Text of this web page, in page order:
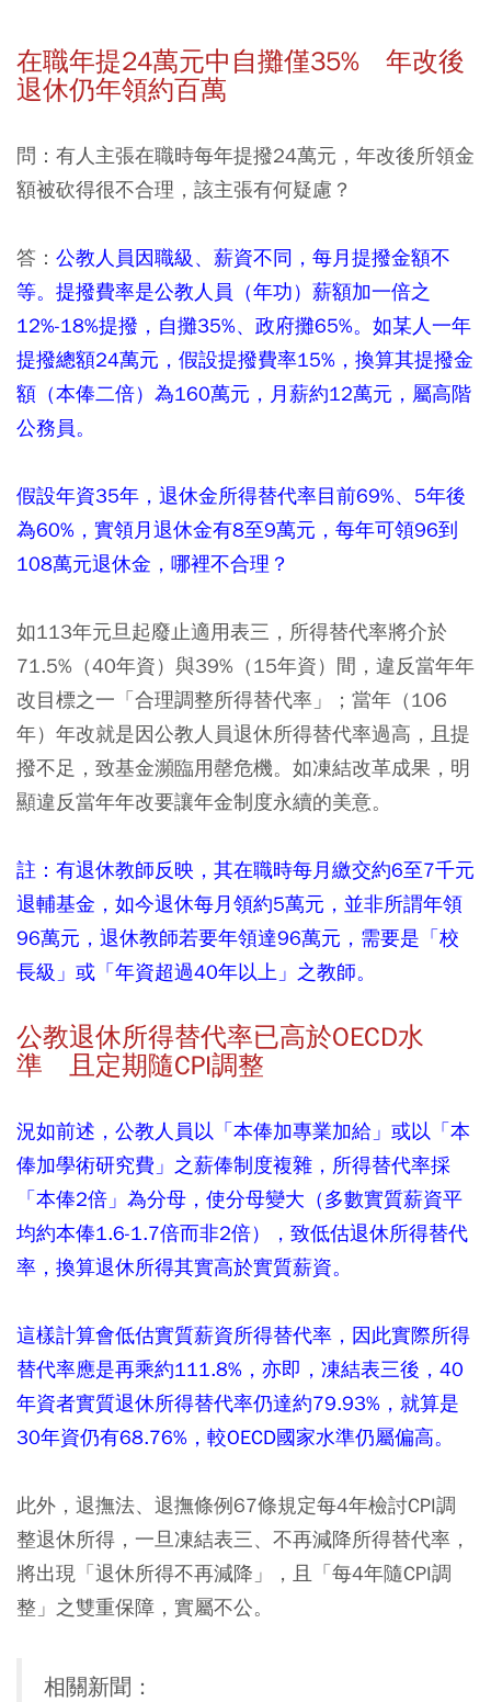
在職年提24萬元中自攤僅35% 年改後
退休仍年領約百萬
問：有人主張在職時每年提撥24萬元，年改後所領金
額被砍得很不合理，該主張有何疑慮？
答： 公教人員因職級、薪資不同，每月提撥金額不
等。提撥費率是公教人員（年功）薪額加一倍之
12%-18%提撥，自攤35%、政府攤65%。如某人一年
提撥總額24萬元，假設提撥費率15%，換算其提撥金
額（本俸二倍）為160萬元，月薪約12萬元，屬高階
公務員。
假設年資35年，退休金所得替代率目前69%、5年後
為60%，實領月退休金有8至9萬元，每年可領96到
108萬元退休金，哪裡不合理？
如113年元旦起廢止適用表三，所得替代率將介於
71.5%（40年資）與39%（15年資）間，違反當年年
改目標之一「合理調整所得替代率」；當年（106
年）年改就是因公教人員退休所得替代率過高，且提
撥不足，致基金瀕臨用罄危機。如凍結改革成果，明
顯違反當年年改要讓年金制度永續的美意。
註：有退休教師反映，其在職時每月繳交約6至7千元
退輔基金，如今退休每月領約5萬元，並非所謂年領
96萬元，退休教師若要年領達96萬元，需要是「校
長級」或「年資超過40年以上」之教師。
公教退休所得替代率已高於OECD水
準 且定期隨CPI調整
況如前述，公教人員以「本俸加專業加給」或以「本
俸加學術研究費」之薪俸制度複雜，所得替代率採
「本俸2倍」為分母，使分母變大（多數實質薪資平
均約本俸1.6-1.7倍而非2倍），致低估退休所得替代
率，換算退休所得其實高於實質薪資。
這樣計算會低估實質薪資所得替代率，因此實際所得
替代率應是再乘約111.8%，亦即，凍結表三後，40
年資者實質退休所得替代率仍達約79.93%，就算是
30年資仍有68.76%，較OECD國家水準仍屬偏高。
此外，退撫法、退撫條例67條規定每4年檢討CPI調
整退休所得，一旦凍結表三、不再減降所得替代率，
將出現「退休所得不再減降」，且「每4年隨CPI調
整」之雙重保障，實屬不公。
相關新聞：